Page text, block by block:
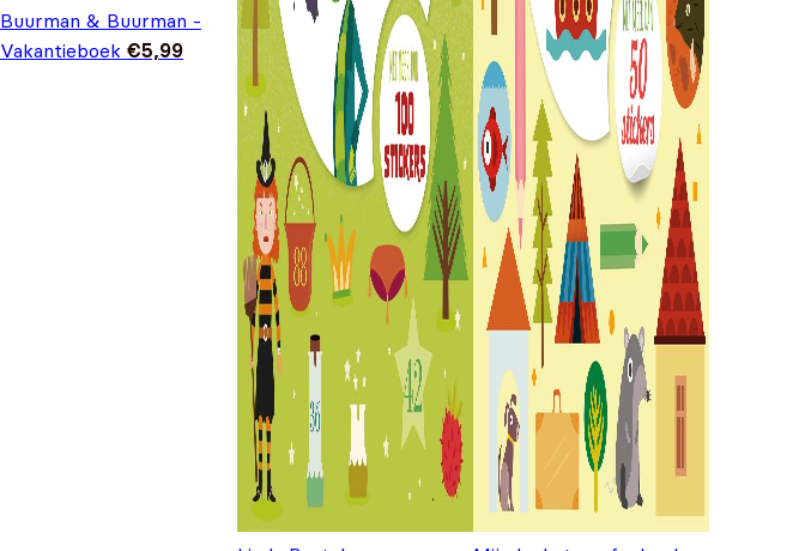
Buurman & Buurman -
Vakantieboek €5,99